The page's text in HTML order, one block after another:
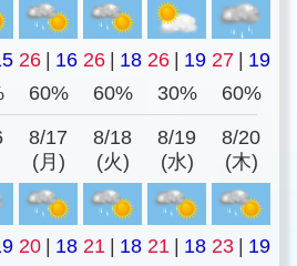
26 | 16 26 | 18 26 | 19 27 | 19
60% 60% 30% 60%
8/17
(月)
8/18
(火)
8/19
(水)
8/20
(木)
20 | 18 21 | 18 21 | 18 23 | 19